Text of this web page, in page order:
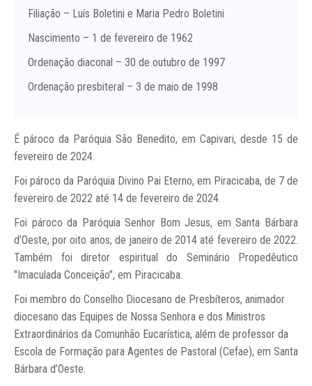
Filiação – Luís Boletini e Maria Pedro Boletini
Nascimento – 1 de fevereiro de 1962
Ordenação diaconal – 30 de outubro de 1997
Ordenação presbiteral – 3 de maio de 1998
É pároco da Paróquia São Benedito, em Capivari, desde 15 de
fevereiro de 2024.
Foi pároco da Paróquia Divino Pai Eterno, em Piracicaba, de 7 de
fevereiro de 2022 até 14 de fevereiro de 2024.
Foi pároco da Paróquia Senhor Bom Jesus, em Santa Bárbara
d’Oeste, por oito anos, de janeiro de 2014 até fevereiro de 2022.
Também foi diretor espiritual do Seminário Propedêutico
"Imaculada Conceição", em Piracicaba.
Foi membro do Conselho Diocesano de Presbíteros, animador
diocesano das Equipes de Nossa Senhora e dos Ministros
Extraordinários da Comunhão Eucarística, além de professor da
Escola de Formação para Agentes de Pastoral (Cefae), em Santa
Bárbara d’Oeste.